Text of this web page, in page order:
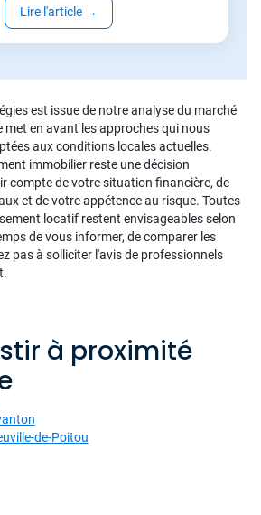
Lire l'article →
est issue de notre analyse du marché
met en avant les approches qui nous
aux conditions locales actuelles.
immobilier reste une décision
compte de votre situation financière, de
et de votre appétence au risque. Toutes
locatif restent envisageables selon
de vous informer, de comparer les
pas à solliciter l'avis de professionnels
à proximité
de-Poitou